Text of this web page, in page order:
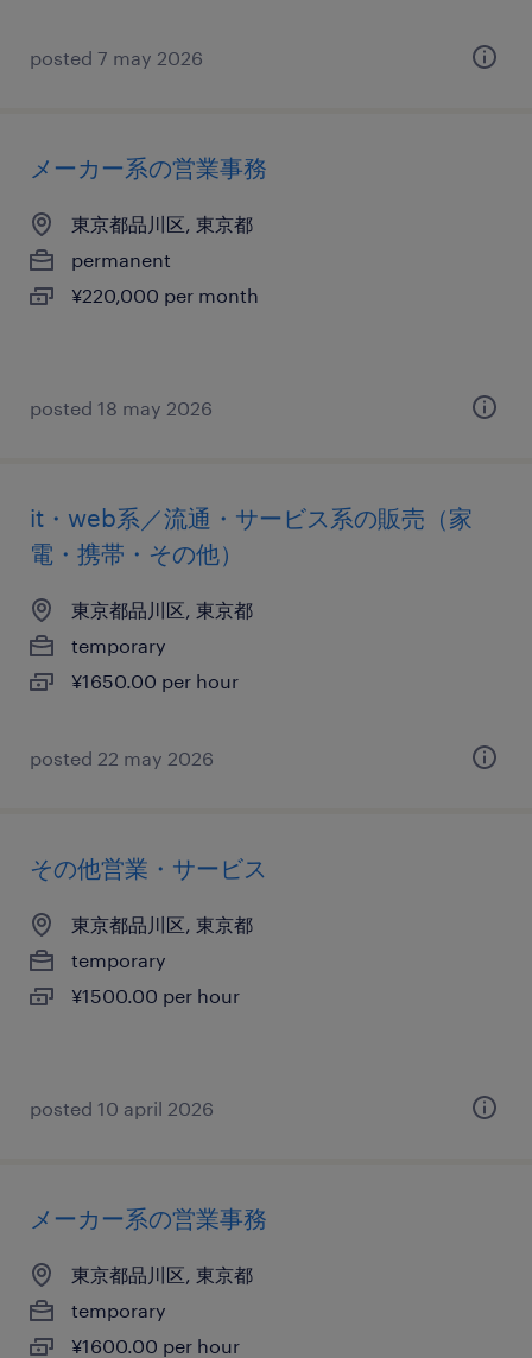
posted 7 may 2026
メーカー系の営業事務
東京都品川区, 東京都
permanent
¥220,000 per month
posted 18 may 2026
it・web系／流通・サービス系の販売（家
電・携帯・その他）
東京都品川区, 東京都
temporary
¥1650.00 per hour
posted 22 may 2026
その他営業・サービス
東京都品川区, 東京都
temporary
¥1500.00 per hour
posted 10 april 2026
メーカー系の営業事務
東京都品川区, 東京都
temporary
¥1600.00 per hour